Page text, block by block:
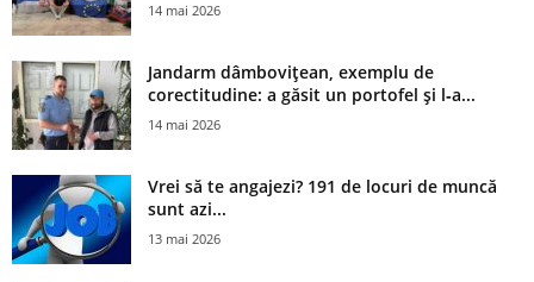
14 mai 2026
Jandarm dâmbovițean, exemplu de
corectitudine: a găsit un portofel și l‑a...
14 mai 2026
Vrei să te angajezi? 191 de locuri de muncă
sunt azi...
13 mai 2026